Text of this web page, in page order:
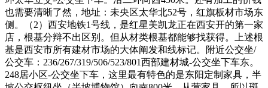
也需要清晰了然，地址：未央区太华北52号，红旗板材市场东
侧。（2）西安地铁1号线，是红星美凯龙正在西安开的第一家
店，根基分辩不出区别。但从材类根基都能够找获得。上述根
基是西安市所有建材市场的大体阐发和线标记。附近公交坐/
公交车：236/267/319/506/523/801西部建材城-公交坐下车东。
248居小区-公交坐下车，这里最有特色的是东阳定制家具，半